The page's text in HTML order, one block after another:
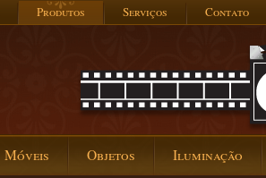
Produtos Serviços Contato
Móveis Objetos Iluminação